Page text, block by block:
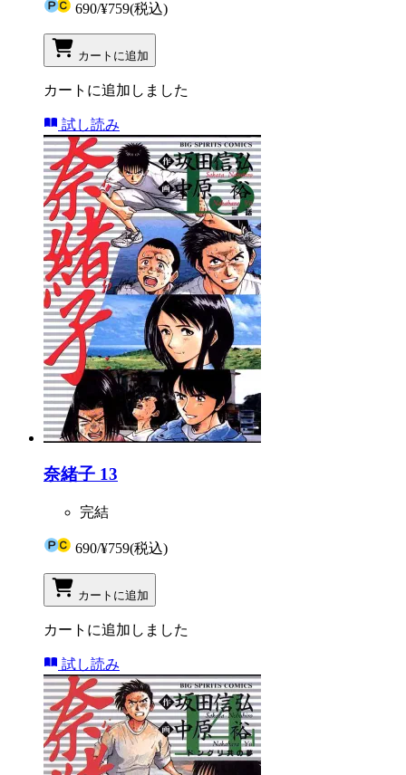
690/¥759(税込)
カートに追加
カートに追加しました
試し読み
奈緒子 13
完結
690/¥759(税込)
カートに追加
カートに追加しました
試し読み